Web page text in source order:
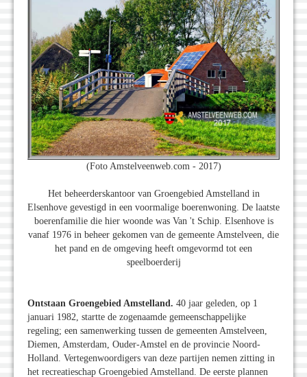
(Foto Amstelveenweb.com - 2017)
Het beheerderskantoor van Groengebied Amstelland in
Elsenhove gevestigd in een voormalige boerenwoning. De laatste
boerenfamilie die hier woonde was Van 't Schip. Elsenhove is
vanaf 1976 in beheer gekomen van de gemeente Amstelveen, die
het pand en de omgeving heeft omgevormd tot een
speelboerderij
Ontstaan Groengebied Amstelland. 40 jaar geleden, op 1
januari 1982, startte de zogenaamde gemeenschappelijke
regeling; een samenwerking tussen de gemeenten Amstelveen,
Diemen, Amsterdam, Ouder-Amstel en de provincie Noord-
Holland. Vertegenwoordigers van deze partijen nemen zitting in
het recreatieschap Groengebied Amstelland. De eerste plannen